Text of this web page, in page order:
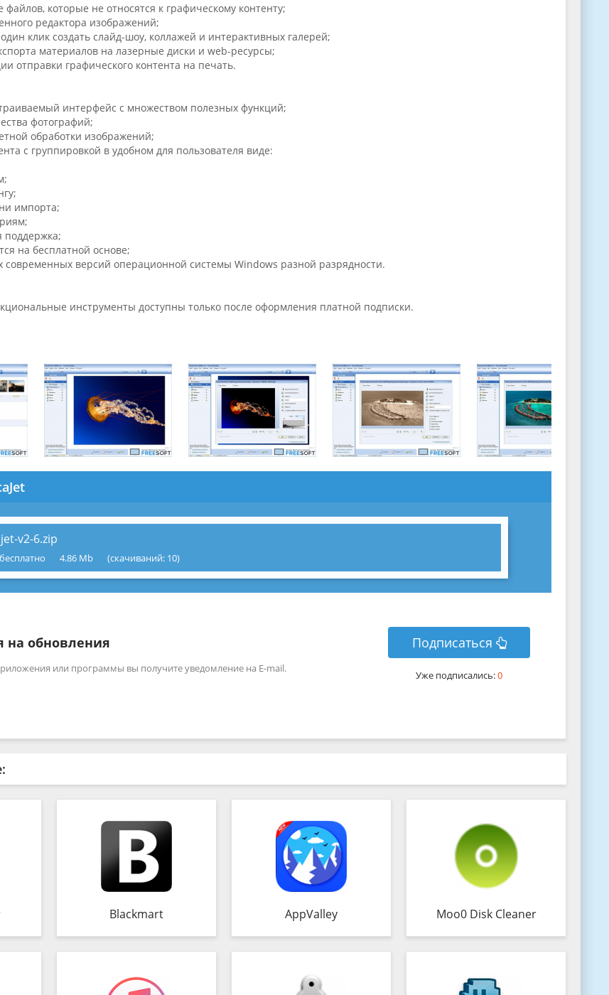
которые не относятся к графическому контенту;
редактора изображений;
клик создать слайд-шоу, коллажей и интерактивных галерей;
материалов на лазерные диски и web-ресурсы;
отправки графического контента на печать.
интерфейс с множеством полезных функций;
фотографий;
обработки изображений;
с группировкой в удобном для пользователя виде:
импорта;
поддержка;
на бесплатной основе;
современных версий операционной системы Windows разной разрядности.
инструменты доступны только после оформления платной подписки.
v2-6.zip
4.86 Mb (cкачиваний: 10)
на обновления
или программы вы получите уведомление на E-mail.
Подписаться
Уже подписались:0
Blackmart AppValley Moo0 Disk Cleaner